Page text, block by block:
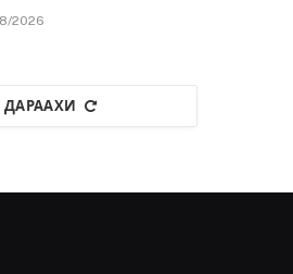
2026
ДАРААХИ